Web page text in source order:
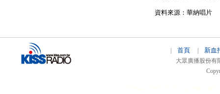
資料來源：華納唱片
首頁 新血
大眾廣播股份有